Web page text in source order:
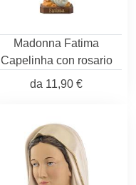
Madonna Fatima
Capelinha con rosario
da 11,90 €